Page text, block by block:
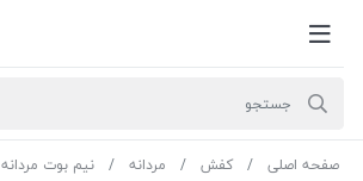
صفحه اصلی کفش مردانه نیم بوت مردانه